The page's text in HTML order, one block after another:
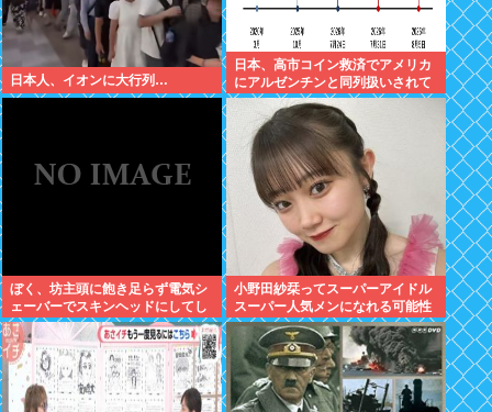
日本人、イオンに大行列…
日本、高市コイン救済でアメリカ
にアルゼンチンと同列扱いされて
いた
ぼく、坊主頭に飽き足らず電気シ
ェーバーでスキンヘッドにしてし
まう
小野田紗栞ってスーパーアイドル
スーパー人気メンになれる可能性
あったよな？